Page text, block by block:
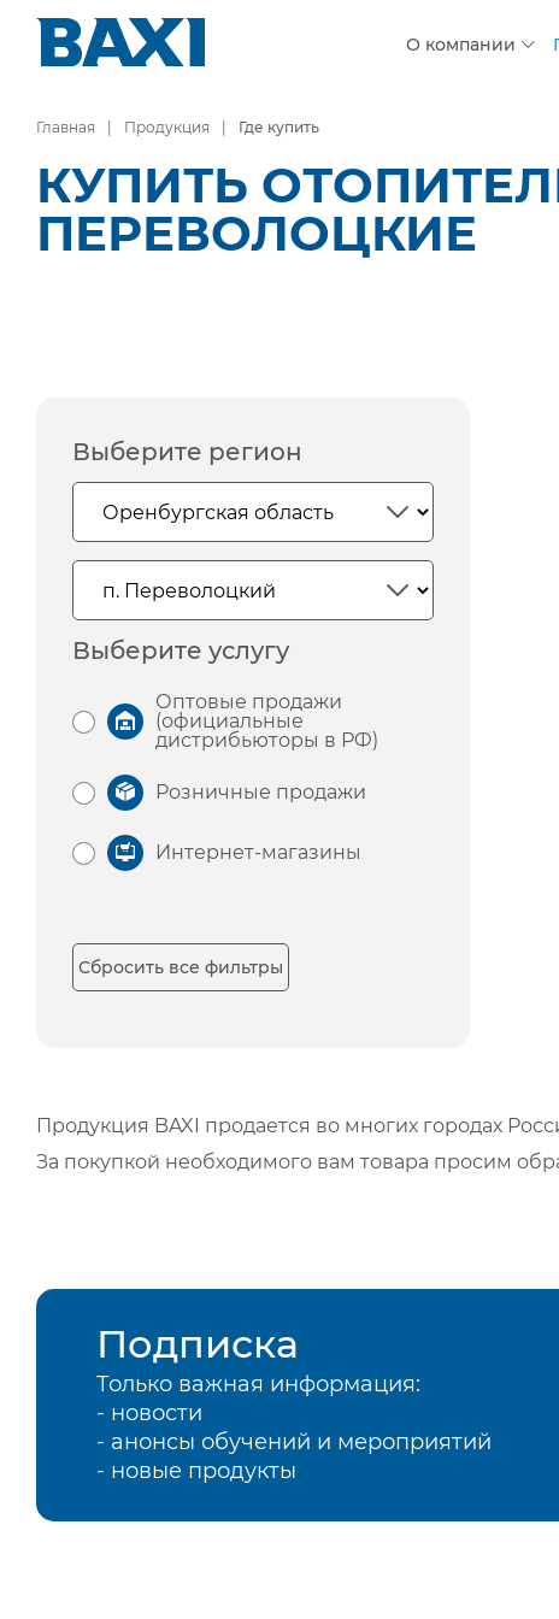
О компании
Главная Продукция Где купить
КУПИТЬ
ПЕРЕВОЛОЦКИЕ
Выберите регион
Выберите услугу
Оптовые продажи
(официальные
дистрибьюторы в РФ)
Розничные продажи
Интернет-магазины
Сбросить все фильтры
Продукция BAXI продается во многих городах
За покупкой необходимого вам товара просим
Подписка
Только важная информация:
- новости
- анонсы обучений и мероприятий
- новые продукты